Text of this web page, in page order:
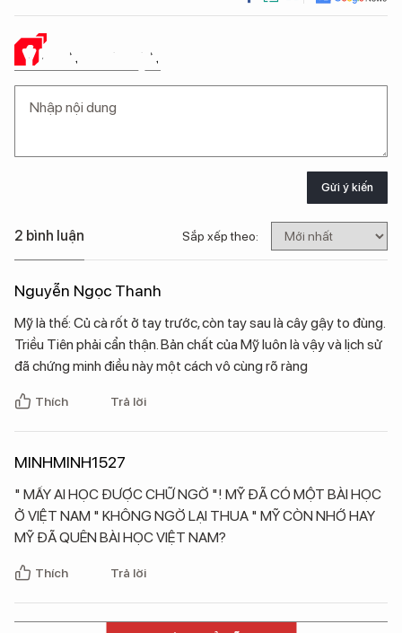
Ý KIẾN CỦA BẠN
Gửi ý kiến
2 bình luận Sắp xếp theo:
Nguyễn Ngọc Thanh
Mỹ là thế: Củ cà rốt ở tay trước, còn tay sau là cây gậy to đùng.
Triều Tiên phải cẩn thận. Bản chất của Mỹ luôn là vậy và lịch sử
đã chứng minh điều này một cách vô cùng rõ ràng
Thích Trả lời
MINHMINH1527
" MẤY AI HỌC ĐƯỢC CHỮ NGỜ "! MỸ ĐÃ CÓ MỘT BÀI HỌC
Ở VIỆT NAM " KHÔNG NGỜ LẠI THUA " MỸ CÒN NHỚ HAY
MỸ ĐÃ QUÊN BÀI HỌC VIỆT NAM?
Thích Trả lời